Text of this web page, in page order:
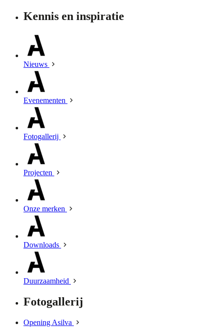
Kennis en inspiratie
Nieuws
Evenementen
Fotogallerij
Projecten
Onze merken
Downloads
Duurzaamheid
Fotogallerij
Opening Asilva